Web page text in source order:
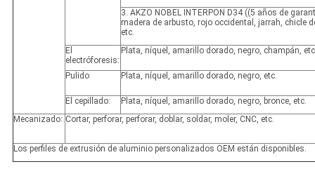
3. AKZO NOBEL INTERPON D34 ((5 años de
madera de arbusto, rojo occidental, jarrah, chicle
etc.
El
electróforesis:
Plata, níquel, amarillo dorado, negro, champán,
Pulido Plata, níquel, amarillo dorado, negro, etc.
El cepillado:
Plata, níquel, amarillo dorado, negro, bronce, etc.
Mecanizado: Cortar, perforar, perforar, doblar, soldar, moler, CNC, etc.
Los perfiles de extrusión de aluminio personalizados OEM están disponibles.